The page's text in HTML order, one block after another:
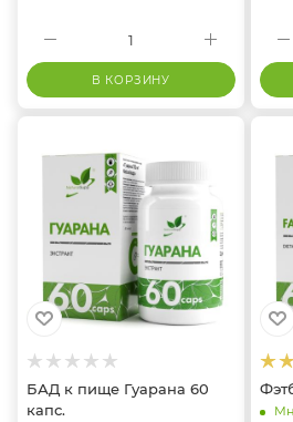
В КОРЗИНУ
БАД к пище Гуарана 60
капс.